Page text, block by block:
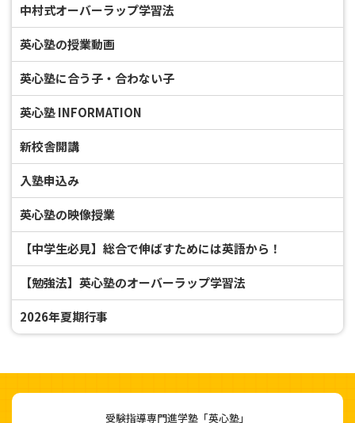
中村式オーバーラップ学習法
英心塾の授業動画
英心塾に合う子・合わない子
英心塾 INFORMATION
新校舎開講
入塾申込み
英心塾の映像授業
【中学生必見】総合で伸ばすためには英語から！
【勉強法】英心塾のオーバーラップ学習法
2026年夏期行事
受験指導専門進学塾「英心塾」